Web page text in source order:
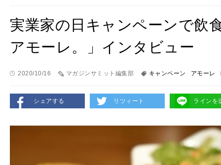
実業家の日キャンペーンで飲
アモーレ。」インタビュー
2020/10/16 マガジンサミット編集部 キャンペーン アモーレ
シェアする リツィート ラインを